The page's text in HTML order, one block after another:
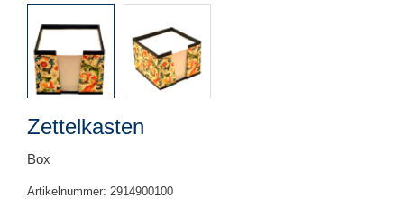
Zettelkasten
Box
Artikelnummer: 2914900100